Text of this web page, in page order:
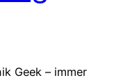
Geek – immer